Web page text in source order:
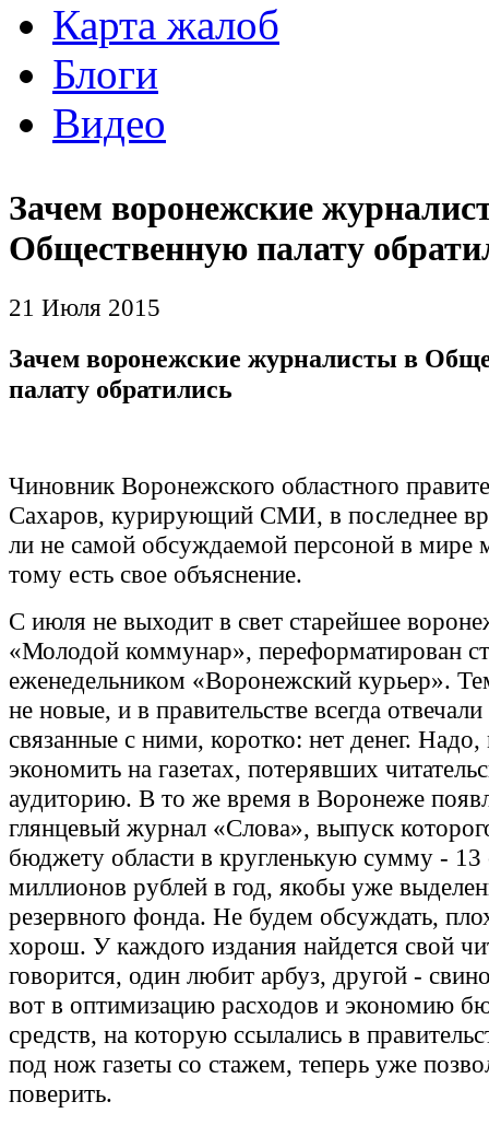
Карта жалоб
Блоги
Видео
Зачем воронежские
Общественную палату
21 Июля 2015
Зачем воронежские журналисты в
палату обратились
Чиновник Воронежского областного
Сахаров, курирующий СМИ, в последнее
ли не самой обсуждаемой персоной в мире
тому есть свое объяснение.
С июля не выходит в свет старейшее
«Молодой коммунар», переформатирован
еженедельником «Воронежский курьер».
не новые, и в правительстве всегда
связанные с ними, коротко: нет денег.
экономить на газетах, потерявших
аудиторию. В то же время в Воронеже
глянцевый журнал «Слова», выпуск
бюджету области в кругленькую сумму - 13
миллионов рублей в год, якобы уже
резервного фонда. Не будем обсуждать,
хорош. У каждого издания найдется свой
говорится, один любит арбуз, другой -
вот в оптимизацию расходов и экономию
средств, на которую ссылались в
под нож газеты со стажем, теперь уже
поверить.